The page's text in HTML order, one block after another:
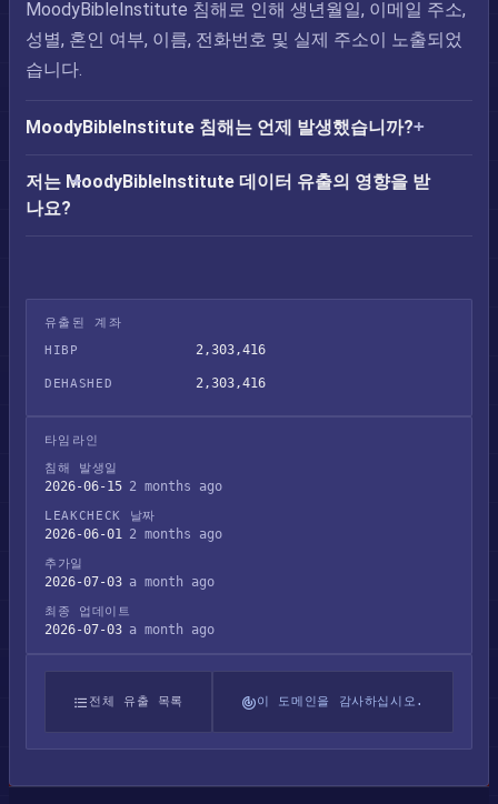
MoodyBibleInstitute 침해로 인해 생년월일, 이메일 주소,
성별, 혼인 여부, 이름, 전화번호 및 실제 주소이 노출되었
습니다.
MoodyBibleInstitute 침해는 언제 발생했습니까?
저는 MoodyBibleInstitute 데이터 유출의 영향을 받
나요?
유출된 계좌
HIBP
2,303,416
DEHASHED 2,303,416
타임라인
침해 발생일
2026-06-15 2 months ago
LEAKCHECK 날짜
2026-06-01 2 months ago
추가일
2026-07-03 a month ago
최종 업데이트
2026-07-03 a month ago
전체 유출 목록 이 도메인을 감사하십시오.